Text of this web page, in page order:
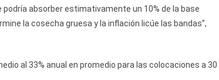
podría absorber estimativamente un 10% de la base
la cosecha gruesa y la inflación licúe las bandas”,
al 33% anual en promedio para las colocaciones a 30